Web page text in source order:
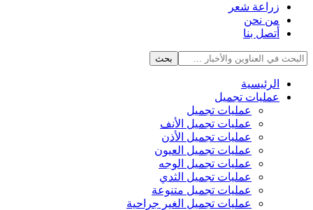
زراعة شعر
من نحن
أتصل بنا
الرئيسية
عمليات تجميل
عمليات تجميل
عمليات تجميل الأنف
عمليات تجميل الأذن
عمليات تجميل العيون
عمليات تجميل الوجه
عمليات تجميل الثدي
عمليات تجميل متنوعة
عمليات تجميل الغير جراحية